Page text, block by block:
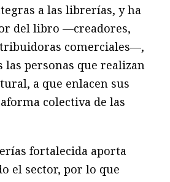
a las librerías, y ha
del libro —creadores,
comerciales—,
las personas que realizan
a que enlacen sus
colectiva de las
fortalecida aporta
el sector, por lo que